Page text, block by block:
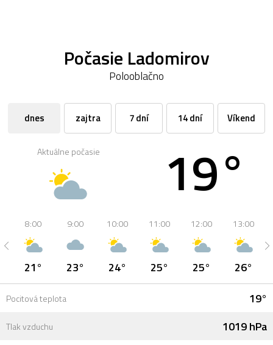
Počasie Ladomirov
Polooblačno
dnes zajtra 7 dní 14 dní Víkend
Aktuálne počasie 19°
8:00
21°
9:00
23°
10:00
24°
11:00
25°
12:00
25°
13:00
26°
Pocitová teplota 19°
Tlak vzduchu 1019 hPa